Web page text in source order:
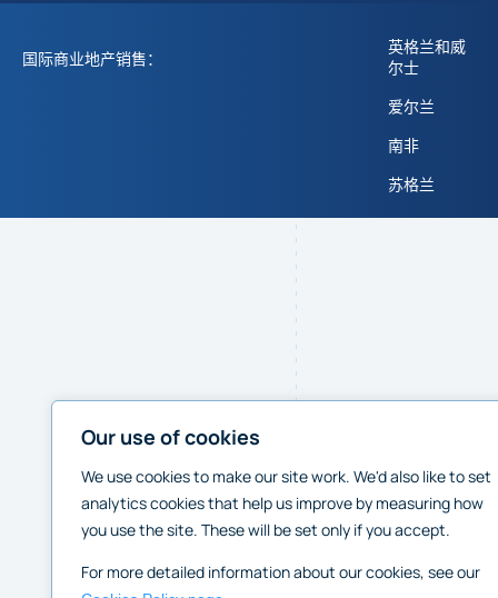
Our use of cookies
We use cookies to make our site work. We'd also like to set
analytics cookies that help us improve by measuring how
you use the site. These will be set only if you accept.
For more detailed information about our cookies, see our
国际商业地产销售：
英格兰和威
尔士
爱尔兰
南非
苏格兰